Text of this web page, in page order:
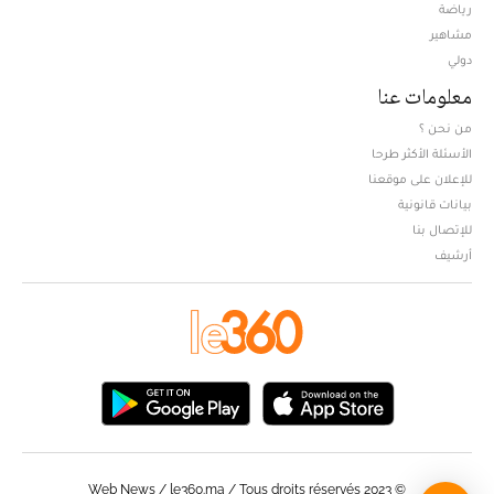
رياضة
مشاهير
دولي
معلومات عنا
من نحن ؟
الأسئلة الأكثر طرحا
للإعلان على موقعنا
بيانات قانونية
للإتصال بنا
أرشيف
© Web News / le360.ma / Tous droits réservés 2023